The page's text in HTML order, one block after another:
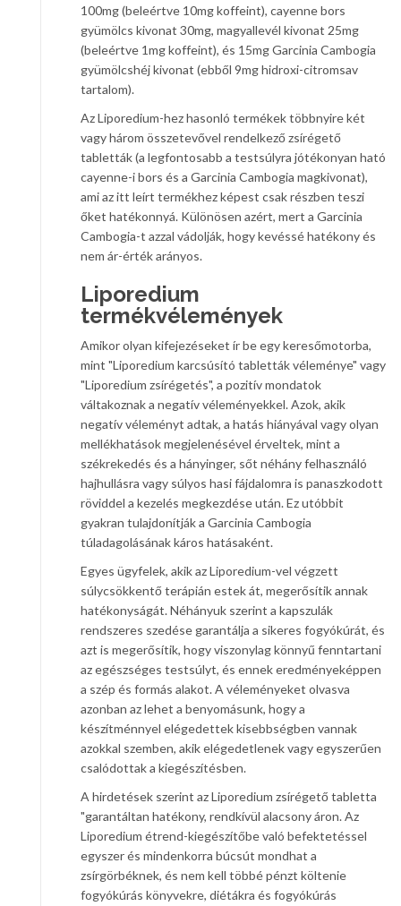
100mg (beleértve 10mg koffeint), cayenne bors
gyümölcs kivonat 30mg, magyallevél kivonat 25mg
(beleértve 1mg koffeint), és 15mg Garcinia Cambogia
gyümölcshéj kivonat (ebből 9mg hidroxi-citromsav
tartalom).
Az Liporedium-hez hasonló termékek többnyire két
vagy három összetevővel rendelkező zsírégető
tabletták (a legfontosabb a testsúlyra jótékonyan ható
cayenne-i bors és a Garcinia Cambogia magkivonat),
ami az itt leírt termékhez képest csak részben teszi
őket hatékonnyá. Különösen azért, mert a Garcinia
Cambogia-t azzal vádolják, hogy kevéssé hatékony és
nem ár-érték arányos.
Liporedium
termékvélemények
Amikor olyan kifejezéseket ír be egy keresőmotorba,
mint "Liporedium karcsúsító tabletták véleménye" vagy
"Liporedium zsírégetés", a pozitív mondatok
váltakoznak a negatív véleményekkel. Azok, akik
negatív véleményt adtak, a hatás hiányával vagy olyan
mellékhatások megjelenésével érveltek, mint a
székrekedés és a hányinger, sőt néhány felhasználó
hajhullásra vagy súlyos hasi fájdalomra is panaszkodott
röviddel a kezelés megkezdése után. Ez utóbbit
gyakran tulajdonítják a Garcinia Cambogia
túladagolásának káros hatásaként.
Egyes ügyfelek, akik az Liporedium-vel végzett
súlycsökkentő terápián estek át, megerősítik annak
hatékonyságát. Néhányuk szerint a kapszulák
rendszeres szedése garantálja a sikeres fogyókúrát, és
azt is megerősítik, hogy viszonylag könnyű fenntartani
az egészséges testsúlyt, és ennek eredményeképpen
a szép és formás alakot. A véleményeket olvasva
azonban az lehet a benyomásunk, hogy a
készítménnyel elégedettek kisebbségben vannak
azokkal szemben, akik elégedetlenek vagy egyszerűen
csalódottak a kiegészítésben.
A hirdetések szerint az Liporedium zsírégető tabletta
"garantáltan hatékony, rendkívül alacsony áron. Az
Liporedium étrend-kiegészítőbe való befektetéssel
egyszer és mindenkorra búcsút mondhat a
zsírgörbéknek, és nem kell többé pénzt költenie
fogyókúrás könyvekre, diétákra és fogyókúrás